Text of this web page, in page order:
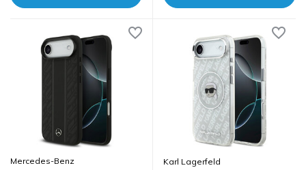
Mercedes-Benz Karl Lagerfeld